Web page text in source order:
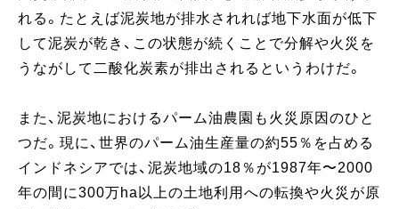
れる。たとえば泥炭地が排水されれば地下水面が低下
して泥炭が乾き、この状態が続くことで分解や火災を
うながして二酸化炭素が排出されるというわけだ。
また、泥炭地におけるパーム油農園も火災原因のひと
つだ。現に、世界のパーム油生産量の約55％を占める
インドネシアでは、泥炭地域の18％が1987年〜2000
年の間に300万ha以上の土地利用への転換や火災が原